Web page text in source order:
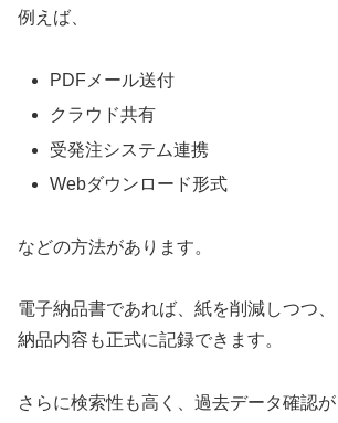
例えば、
PDFメール送付
クラウド共有
受発注システム連携
Webダウンロード形式
などの方法があります。
電子納品書であれば、紙を削減しつつ、
納品内容も正式に記録できます。
さらに検索性も高く、過去データ確認が